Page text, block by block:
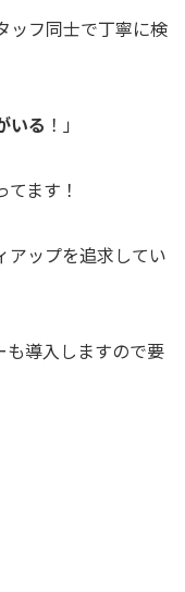
ッフ同士で丁寧に検
いる ！」
ます！
アップを追求してい
も導入しますので要